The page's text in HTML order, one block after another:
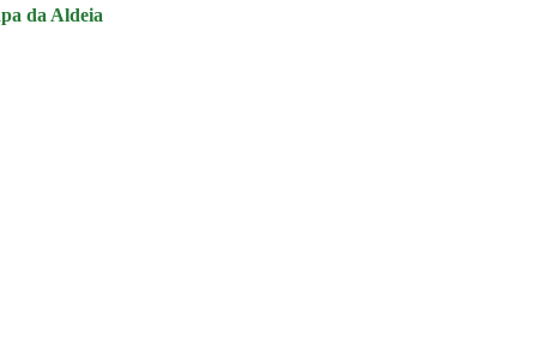
da Aldeia